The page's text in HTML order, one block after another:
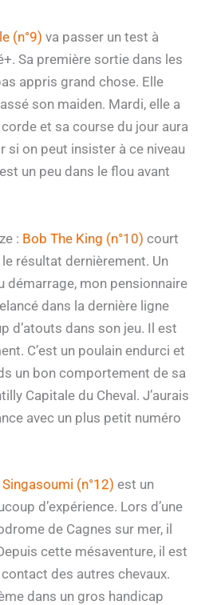
(n°9) va passer un test à
Sa première sortie dans les
appris grand chose. Elle
son maiden. Mardi, elle a
et sa course du jour aura
si on peut insister à ce niveau
un peu dans le flou avant
: Bob The King (n°10) court
le résultat dernièrement. Un
démarrage, mon pensionnaire
dans la dernière ligne
d’atouts dans son jeu. Il est
C’est un poulain endurci et
un bon comportement de sa
Capitale du Cheval. J’aurais
avec un plus petit numéro
Singasoumi (n°12) est un
d’expérience. Lors d’une
de Cagnes sur mer, il
cette mésaventure, il est
des autres chevaux.
dans un gros handicap